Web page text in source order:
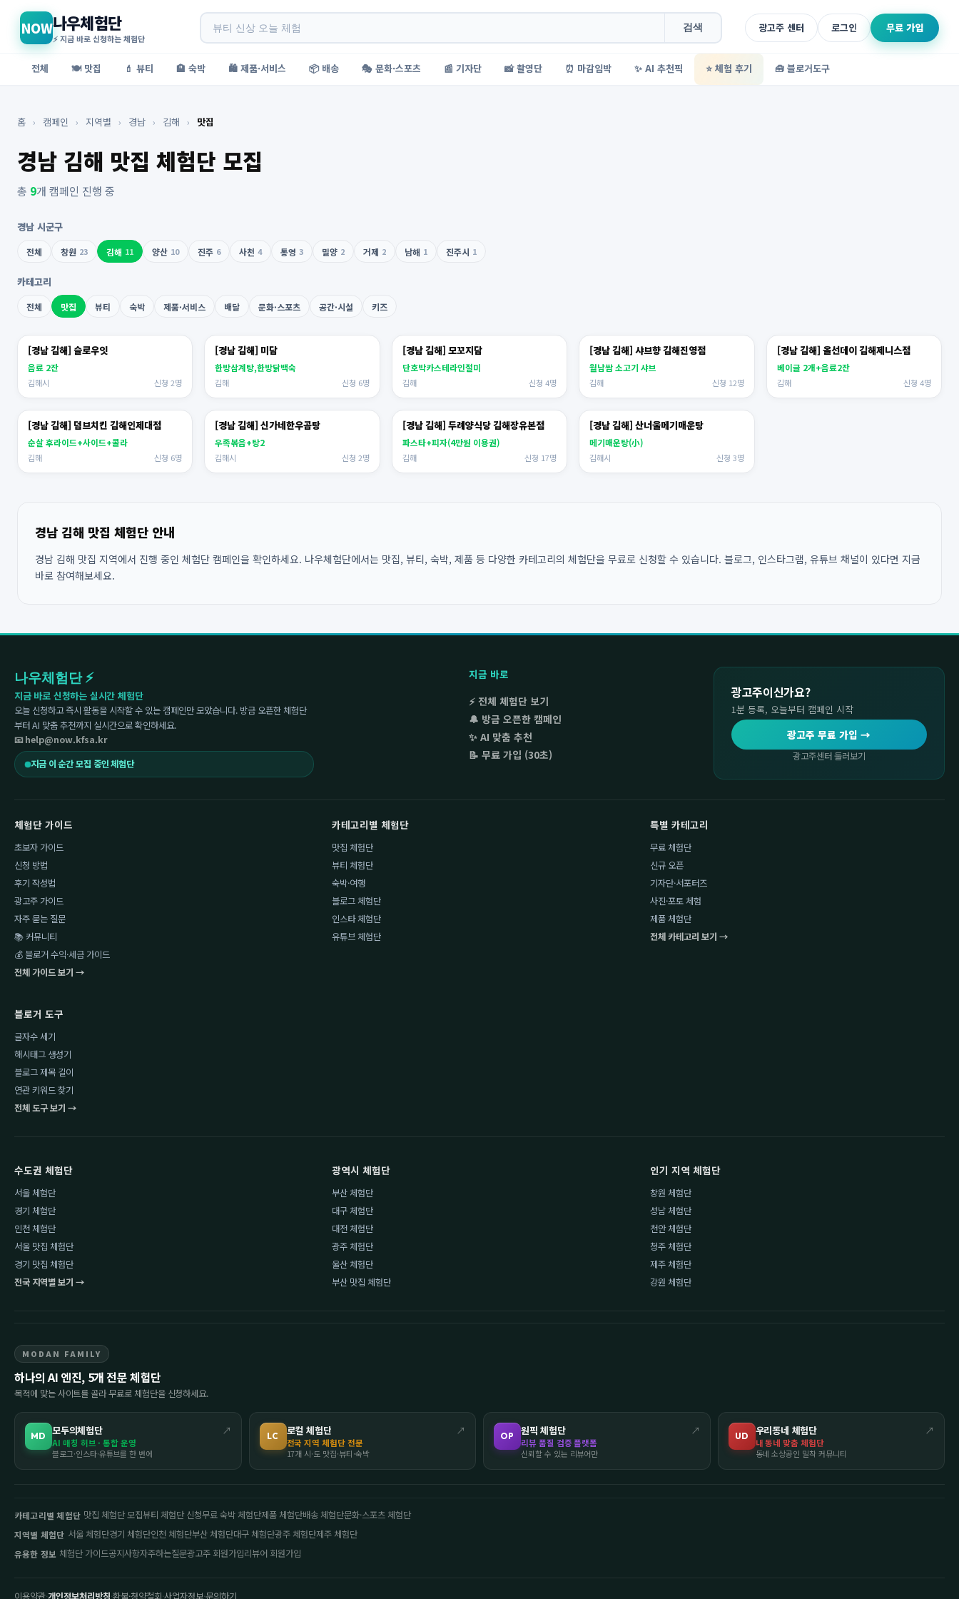
NOW나우체험단
⚡ 지금 바로 신청하는 체험단
검색 광고주 센터 로그인 무료 가입
전체 🍽️ 맛집 💄 뷰티 🏨 숙박 🛍️ 제품·서비스 📦 배송 🎭 문화·스포츠 📰 기자단 📸 촬영단 ⏰ 마감임박 ✨ AI 추천픽 ⭐ 체험 후기 🧰 블로거도구
홈 › 캠페인 › 지역별 › 경남 › 김해 › 맛집
경남 김해 맛집 체험단 모집
총 9개 캠페인 진행 중
경남 시군구
전체 창원 23 김해 11 양산 10 진주 6 사천 4 통영 3 밀양 2 거제 2 남해 1 진주시 1
카테고리
전체 맛집 뷰티 숙박 제품·서비스 배달 문화·스포츠 공간·시설 키즈
[경남 김해] 슬로우잇
음료 2잔
김해시 신청 2명
[경남 김해] 미담
한방삼계탕,한방닭백숙
김해 신청 6명
[경남 김해] 모꼬지담
단호박카스테라인절미
김해 신청 4명
[경남 김해] 샤브향 김해진영점
월남쌈 소고기 샤브
김해 신청 12명
[경남 김해] 올선데이 김해제니스점
베이글 2개+음료2잔
김해 신청 4명
[경남 김해] 덤브치킨 김해인제대점
순살 후라이드+사이드+콜라
김해 신청 6명
[경남 김해] 신가네한우곰탕
우족볶음+탕2
김해시 신청 2명
[경남 김해] 두례양식당 김해장유본점
파스타+피자(4만원 이용권)
김해 신청 17명
[경남 김해] 산너울메기매운탕
메기매운탕(小)
김해시 신청 3명
경남 김해 맛집 체험단 안내
경남 김해 맛집 지역에서 진행 중인 체험단 캠페인을 확인하세요. 나우체험단에서는 맛집, 뷰티, 숙박, 제품 등 다양한 카테고리의 체험단을 무료로 신청할 수 있습니다. 블로그, 인스타그램, 유튜브 채널이 있다면 지금
바로 참여해보세요.
나우체험단 ⚡
지금 바로 신청하는 실시간 체험단
오늘 신청하고 즉시 활동을 시작할 수 있는 캠페인만 모았습니다. 방금 오픈한 체험단
부터 AI 맞춤 추천까지 실시간으로 확인하세요.
📧 help@now.kfsa.kr
지금 이 순간 모집 중인 체험단
지금 바로
⚡ 전체 체험단 보기
🔔 방금 오픈한 캠페인
✨ AI 맞춤 추천
📝 무료 가입 (30초)
광고주이신가요?
1분 등록, 오늘부터 캠페인 시작
광고주 무료 가입 →
광고주센터 둘러보기
체험단 가이드
초보자 가이드
신청 방법
후기 작성법
광고주 가이드
자주 묻는 질문
📚 커뮤니티
💰 블로거 수익·세금 가이드
전체 가이드 보기 →
카테고리별 체험단
맛집 체험단
뷰티 체험단
숙박·여행
블로그 체험단
인스타 체험단
유튜브 체험단
특별 카테고리
무료 체험단
신규 오픈
기자단·서포터즈
사진·포토 체험
제품 체험단
전체 카테고리 보기 →
블로거 도구
글자수 세기
해시태그 생성기
블로그 제목 길이
연관 키워드 찾기
전체 도구 보기 →
수도권 체험단
서울 체험단
경기 체험단
인천 체험단
서울 맛집 체험단
경기 맛집 체험단
전국 지역별 보기 →
광역시 체험단
부산 체험단
대구 체험단
대전 체험단
광주 체험단
울산 체험단
부산 맛집 체험단
인기 지역 체험단
창원 체험단
성남 체험단
천안 체험단
청주 체험단
제주 체험단
강원 체험단
MODAN FAMILY
하나의 AI 엔진, 5개 전문 체험단
목적에 맞는 사이트를 골라 무료로 체험단을 신청하세요.
MD 모두의체험단 ↗
AI 매칭 허브 · 통합 운영
블로그·인스타·유튜브를 한 번에
LC 로컬 체험단 ↗
전국 지역 체험단 전문
17개 시·도 맛집·뷰티·숙박
OP 원픽 체험단 ↗
리뷰 품질 검증 플랫폼
신뢰할 수 있는 리뷰어만
UD 우리동네 체험단 ↗
내 동네 맞춤 체험단
동네 소상공인 밀착 커뮤니티
카테고리별 체험단 맛집 체험단 모집뷰티 체험단 신청무료 숙박 체험단제품 체험단배송 체험단문화·스포츠 체험단
지역별 체험단 서울 체험단경기 체험단인천 체험단부산 체험단대구 체험단광주 체험단제주 체험단
유용한 정보 체험단 가이드공지사항자주하는질문광고주 회원가입리뷰어 회원가입
이용약관·개인정보처리방침·환불·청약철회·사업자정보·문의하기